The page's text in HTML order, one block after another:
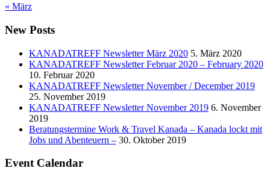
« März
New Posts
KANADATREFF Newsletter März 2020 5. März 2020
KANADATREFF Newsletter Februar 2020 – February 2020
10. Februar 2020
KANADATREFF Newsletter November / December 2019
25. November 2019
KANADATREFF Newsletter November 2019 6. November
2019
Beratungstermine Work & Travel Kanada – Kanada lockt mit
Jobs und Abenteuern – 30. Oktober 2019
Event Calendar